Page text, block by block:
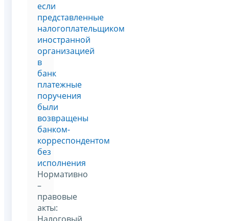
если
представленные
налогоплательщиком
иностранной
организацией
в
банк
платежные
поручения
были
возвращены
банком-
корреспондентом
без
исполнения
Нормативно
–
правовые
акты:
Налоговый